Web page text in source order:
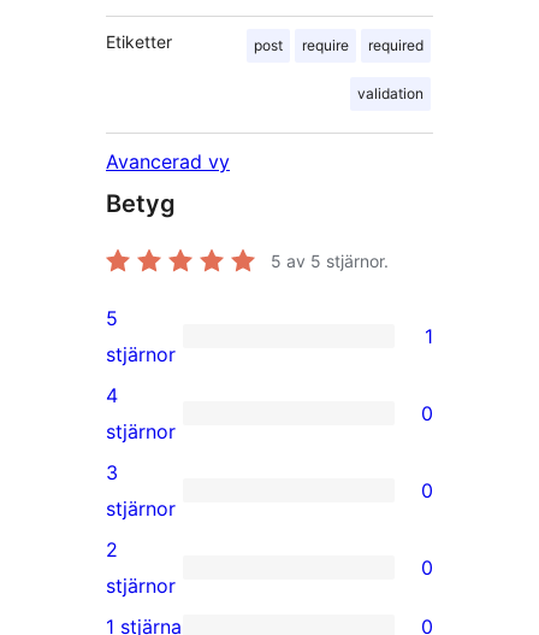
Etiketter post require required
validation
Avancerad vy
Betyg
5 av 5 stjärnor.
1
5-
stjärnig
recension
5
stjärnor
1
0
4-
stjärniga
recensioner
4
stjärnor
0
0
3-
stjärniga
recensioner
3
stjärnor
0
0
2-
2
stjärnor
0
1 stjärna 0